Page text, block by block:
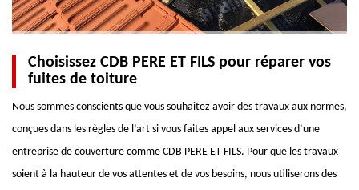
Choisissez CDB PERE ET FILS pour réparer vos
fuites de toiture
Nous sommes conscients que vous souhaitez avoir des travaux aux normes,
conçues dans les règles de l’art si vous faites appel aux services d’une
entreprise de couverture comme CDB PERE ET FILS. Pour que les travaux
soient à la hauteur de vos attentes et de vos besoins, nous utiliserons des